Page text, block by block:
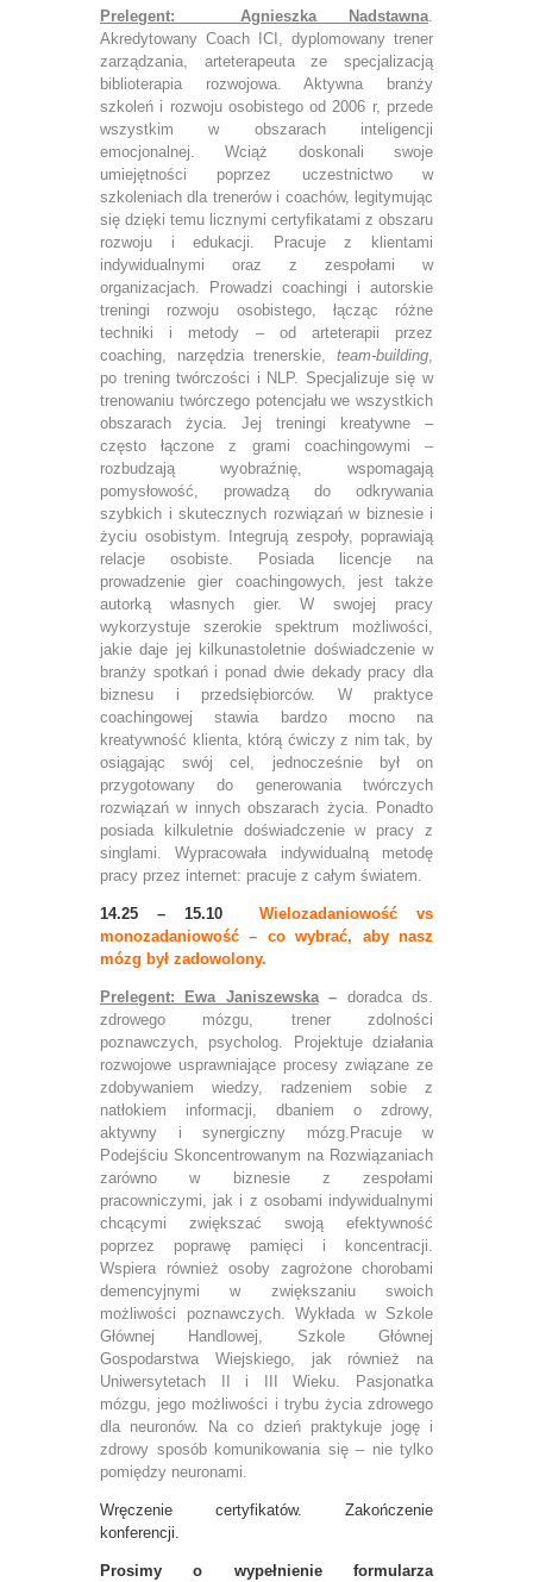
Prelegent: Agnieszka Nadstawna
Akredytowany Coach ICI, dyplomowany trener
zarządzania, arteterapeuta ze specjalizacją
biblioterapia rozwojowa. Aktywna branży
szkoleń i rozwoju osobistego od 2006 r, przede
wszystkim w obszarach inteligencji
emocjonalnej. Wciąż doskonali swoje
umiejętności poprzez uczestnictwo w
szkoleniach dla trenerów i coachów, legitymując
się dzięki temu licznymi certyfikatami z obszaru
rozwoju i edukacji. Pracuje z klientami
indywidualnymi oraz z zespołami w
organizacjach. Prowadzi coachingi i autorskie
treningi rozwoju osobistego, łącząc różne
techniki i metody – od arteterapii przez
coaching, narzędzia trenerskie, team-building
po trening twórczości i NLP. Specjalizuje się w
trenowaniu twórczego potencjału we wszystkich
obszarach życia. Jej treningi kreatywne –
często łączone z grami coachingowymi –
rozbudzają wyobraźnię, wspomagają
pomysłowość, prowadzą do odkrywania
szybkich i skutecznych rozwiązań w biznesie i
życiu osobistym. Integrują zespoły, poprawiają
relacje osobiste. Posiada licencje na
prowadzenie gier coachingowych, jest także
autorką własnych gier. W swojej pracy
wykorzystuje szerokie spektrum możliwości,
jakie daje jej kilkunastoletnie doświadczenie w
branży spotkań i ponad dwie dekady pracy dla
biznesu i przedsiębiorców. W praktyce
coachingowej stawia bardzo mocno na
kreatywność klienta, którą ćwiczy z nim tak, by
osiągając swój cel, jednocześnie był on
przygotowany do generowania twórczych
rozwiązań w innych obszarach życia. Ponadto
posiada kilkuletnie doświadczenie w pracy z
singlami. Wypracowała indywidualną metodę
pracy przez internet: pracuje z całym światem.
14.25 – 15.10Wielozadaniowość vs
monozadaniowość – co wybrać, aby nasz
mózg był zadowolony.
Prelegent: Ewa Janiszewska – doradca ds.
zdrowego mózgu, trener zdolności
poznawczych, psycholog. Projektuje działania
rozwojowe usprawniające procesy związane ze
zdobywaniem wiedzy, radzeniem sobie z
natłokiem informacji, dbaniem o zdrowy,
aktywny i synergiczny mózg.Pracuje w
Podejściu Skoncentrowanym na Rozwiązaniach
zarówno w biznesie z zespołami
pracowniczymi, jak i z osobami indywidualnymi
chcącymi zwiększać swoją efektywność
poprzez poprawę pamięci i koncentracji.
Wspiera również osoby zagrożone chorobami
demencyjnymi w zwiększaniu swoich
możliwości poznawczych. Wykłada w Szkole
Głównej Handlowej, Szkole Głównej
Gospodarstwa Wiejskiego, jak również na
Uniwersytetach II i III Wieku. Pasjonatka
mózgu, jego możliwości i trybu życia zdrowego
dla neuronów. Na co dzień praktykuje jogę i
zdrowy sposób komunikowania się – nie tylko
pomiędzy neuronami.
Wręczenie certyfikatów. Zakończenie
konferencji.
Prosimy o wypełnienie formularza